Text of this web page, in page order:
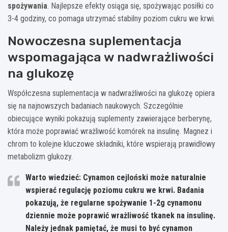
spożywania. Najlepsze efekty osiąga się, spożywając posiłki co
3-4 godziny, co pomaga utrzymać stabilny poziom cukru we krwi.
Nowoczesna suplementacja
wspomagająca w nadwrażliwości
na glukozę
Współczesna suplementacja w nadwrażliwości na glukozę opiera
się na najnowszych badaniach naukowych. Szczególnie
obiecujące wyniki pokazują suplementy zawierające berberynę,
która może poprawiać wrażliwość komórek na insulinę. Magnez i
chrom to kolejne kluczowe składniki, które wspierają prawidłowy
metabolizm glukozy.
Warto wiedzieć: Cynamon cejloński może naturalnie
wspierać regulację poziomu cukru we krwi. Badania
pokazują, że regularne spożywanie 1-2g cynamonu
dziennie może poprawić wrażliwość tkanek na insulinę.
Należy jednak pamiętać, że musi to być cynamon